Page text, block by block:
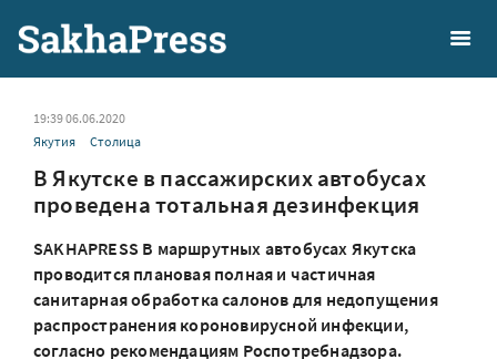
19:39 06.06.2020
Якутия
Столица
В Якутске в пассажирских автобусах
проведена тотальная дезинфекция
SAKHAPRESS В маршрутных автобусах Якутска
проводится плановая полная и частичная
санитарная обработка салонов для недопущения
распространения короновирусной инфекции,
согласно рекомендациям Роспотребнадзора.